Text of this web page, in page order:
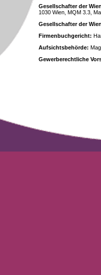
Gesellschafter der
1030 Wien, MQM 3.3,
Gesellschafter der
Firmenbuchgericht:
Aufsichtsbehörde:
Gewerberechtliche